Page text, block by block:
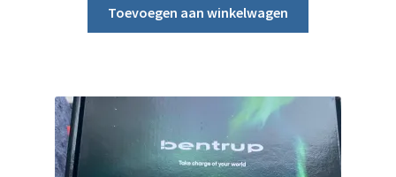
Toevoegen aan winkelwagen